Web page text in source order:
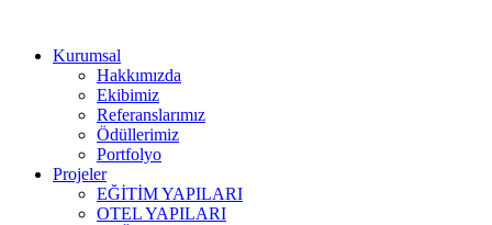
Kurumsal
Hakkımızda
Ekibimiz
Referanslarımız
Ödüllerimiz
Portfolyo
Projeler
EĞİTİM YAPILARI
OTEL YAPILARI